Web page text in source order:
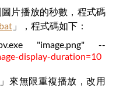
片播放的秒數，程式碼
」，程式碼如下：
"image.png" --
display-duration=10
來無限重複播放，改用